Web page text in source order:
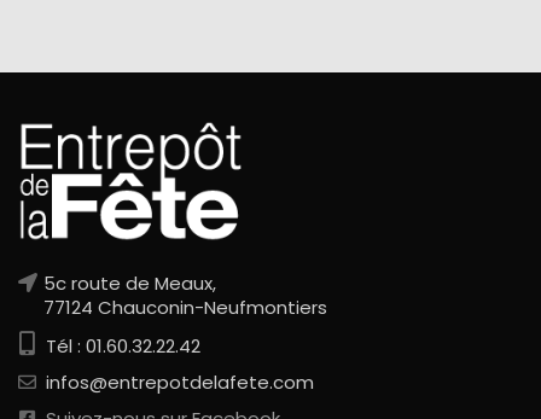
5c route de Meaux,
77124 Chauconin-Neufmontiers
Tél : 01.60.32.22.42
infos@entrepotdelafete.com